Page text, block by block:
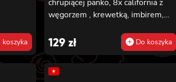
chrupiącej panko, 8x california z
węgorzem , krewetką, imbirem,
sosem teriyaki i sezamem,
panierowane w chrupiącej panko,
8x california z serkiem
philadelphia, węgorzem, ogórkiem,
129 zł Do koszyka
★